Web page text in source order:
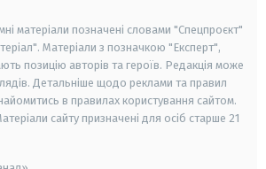
матеріали позначені словами "Спецпроєкт"
Матеріали з позначкою "Експерт",
позицію авторів та героїв. Редакція може
Детальніше щодо реклами та правил
в правилах користування сайтом.
сайту призначені для осіб старше 21